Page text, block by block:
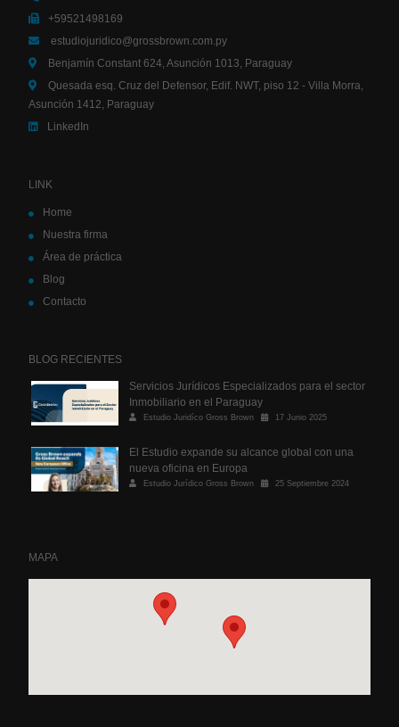
+59521498169
estudiojuridico@grossbrown.com.py
Benjamín Constant 624, Asunción 1013, Paraguay
Quesada esq. Cruz del Defensor, Edif. NWT, piso 12 - Villa Morra,
Asunción 1412, Paraguay
LinkedIn
LINK
Home
Nuestra firma
Área de práctica
Blog
Contacto
BLOG RECIENTES
Servicios Jurídicos Especializados para el sector
Inmobiliario en el Paraguay
Estudio Juridíco Gross Brown 17 Junio 2025
El Estudio expande su alcance global con una
nueva oficina en Europa
Estudio Jurídico Gross Brown 25 Septiembre 2024
MAPA